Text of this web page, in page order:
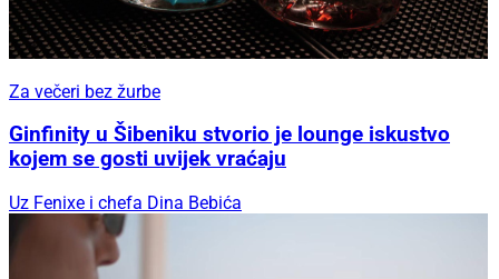
Za večeri bez žurbe
Ginfinity u Šibeniku stvorio je lounge iskustvo
kojem se gosti uvijek vraćaju
Uz Fenixe i chefa Dina Bebića